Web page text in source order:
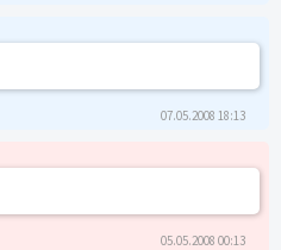
07.05.2008 18:13
05.05.2008 00:13